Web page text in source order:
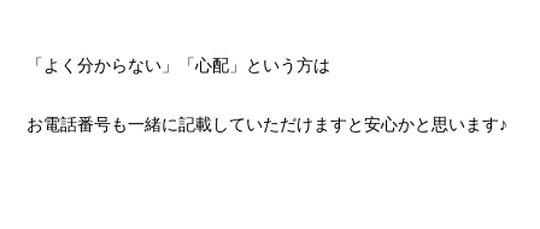
「よく分からない」「心配」という方は
お電話番号も一緒に記載していただけますと安心かと思います♪